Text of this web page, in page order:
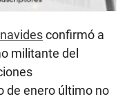
confirmó a
militante del
de enero último no